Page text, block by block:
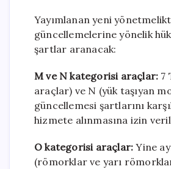
Yayımlanan yeni
güncellemelerine yönelik
şartlar aranacak:
M ve N kategorisi araçlar: 7
araçlar) ve N (yük taşıyan
güncellemesi şartlarını
hizmete alınmasına izin
O kategorisi araçlar: Yine
(römorklar ve yarı